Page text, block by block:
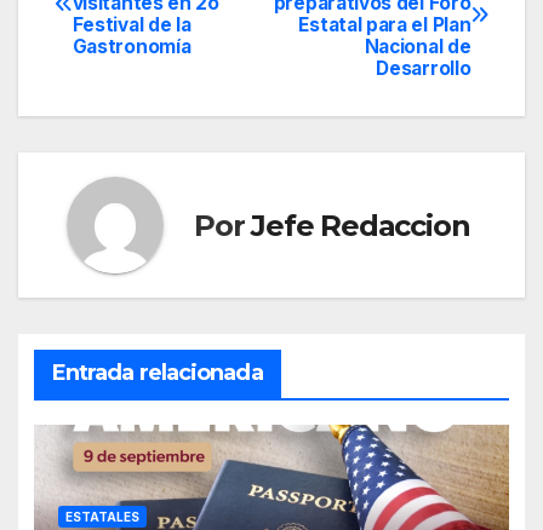
de
Estatal para el Plan
Nacional de
Desarrollo
Festival de la
Gastronomía
PorJefe Redaccion
Entrada relacionada
ESTATALES